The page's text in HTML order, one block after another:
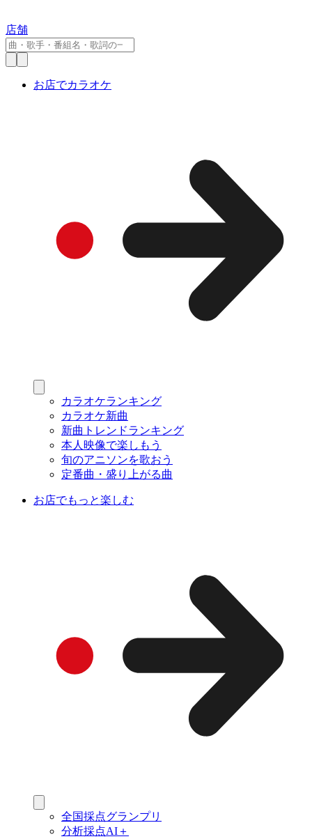
店舗
お店でカラオケ
カラオケランキング
カラオケ新曲
新曲トレンドランキング
本人映像で楽しもう
旬のアニソンを歌おう
定番曲・盛り上がる曲
お店でもっと楽しむ
全国採点グランプリ
分析採点AI＋